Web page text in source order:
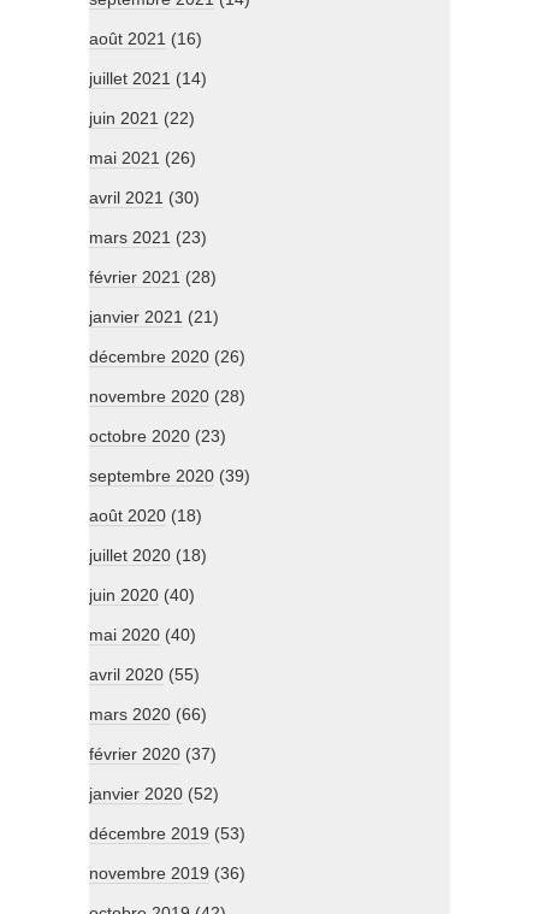
août 2021 (16)
juillet 2021 (14)
juin 2021 (22)
mai 2021 (26)
avril 2021 (30)
mars 2021 (23)
février 2021 (28)
janvier 2021 (21)
décembre 2020 (26)
novembre 2020 (28)
octobre 2020 (23)
septembre 2020 (39)
août 2020 (18)
juillet 2020 (18)
juin 2020 (40)
mai 2020 (40)
avril 2020 (55)
mars 2020 (66)
février 2020 (37)
janvier 2020 (52)
décembre 2019 (53)
novembre 2019 (36)